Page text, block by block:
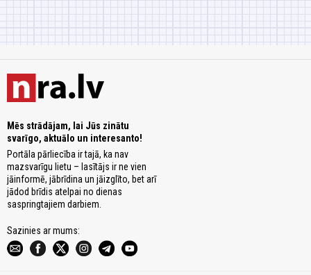
Mēs strādājam, lai Jūs zinātu
svarīgo, aktuālo un interesanto!
Portāla pārliecība ir tajā, ka nav
mazsvarīgu lietu – lasītājs ir ne vien
jāinformē, jābrīdina un jāizglīto, bet arī
jādod brīdis atelpai no dienas
saspringtajiem darbiem.
Sazinies ar mums: